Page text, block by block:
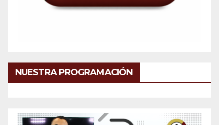
NUESTRA PROGRAMACIÓN